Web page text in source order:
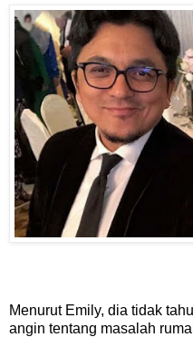
Menurut Emily, dia tidak
angin tentang masalah